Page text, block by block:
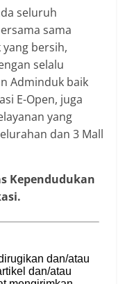
seluruh
sama
bersih,
selalu
Adminduk baik
E-Open, juga
yang
dan 3 Mall
Kependudukan